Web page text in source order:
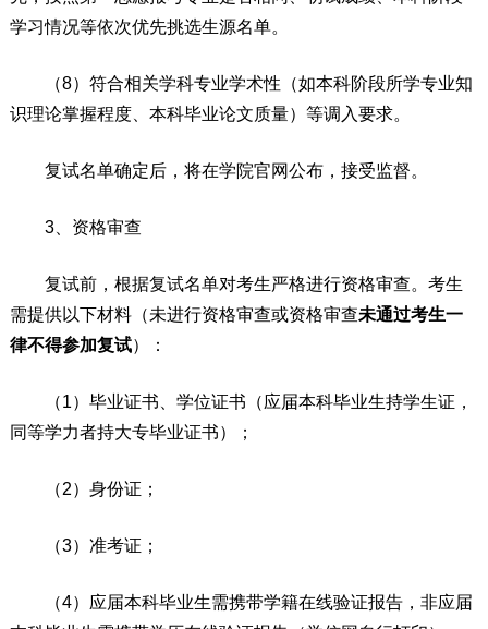
学习情况等依次优先挑选生源名单。
（8）符合相关学科专业学术性（如本科阶段所学专业知
识理论掌握程度、本科毕业论文质量）等调入要求。
复试名单确定后，将在学院官网公布，接受监督。
3、资格审查
复试前，根据复试名单对考生严格进行资格审查。考生
需提供以下材料（未进行资格审查或资格审查未通过考生一
律不得参加复试）：
（1）毕业证书、学位证书（应届本科毕业生持学生证，
同等学力者持大专毕业证书）；
（2）身份证；
（3）准考证；
（4）应届本科毕业生需携带学籍在线验证报告，非应届